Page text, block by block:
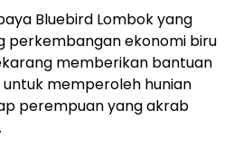
Bluebird Lombok yang
perkembangan ekonomi biru
memberikan bantuan
memperoleh hunian
perempuan yang akrab